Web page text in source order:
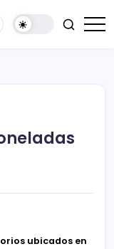
ubicados en